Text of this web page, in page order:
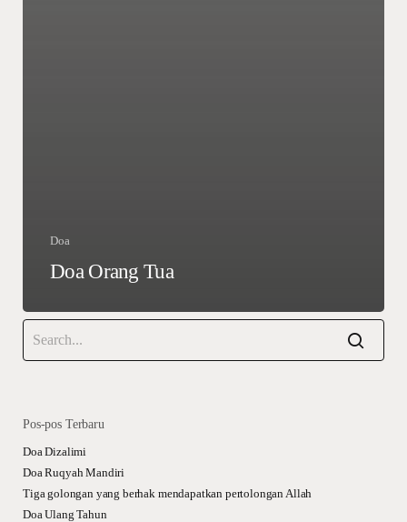
Doa
Doa Orang Tua
Pos-pos Terbaru
Doa Dizalimi
Doa Ruqyah Mandiri
Tiga golongan yang berhak mendapatkan pertolongan Allah
Doa Ulang Tahun